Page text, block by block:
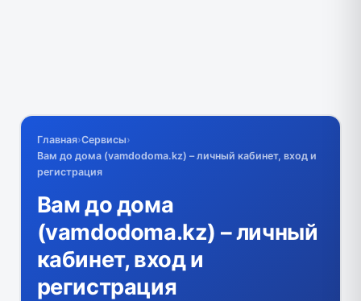
Главная›Сервисы›
Вам до дома (vamdodoma.kz) – личный кабинет, вход и
регистрация
Вам до дома
(vamdodoma.kz) – личный
кабинет, вход и
регистрация